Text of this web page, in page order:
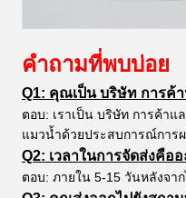
คำถามที่พบบ่อย
Q1: คุณเป็น บริษัท การค้
ตอบ: เราเป็น บริษัท การค้าแล
แมวน้ำด้วยประสบการณ์การ
Q2: เวลาในการจัดส่งคืออ
ตอบ: ภายใน 5-15 วันหลังจา